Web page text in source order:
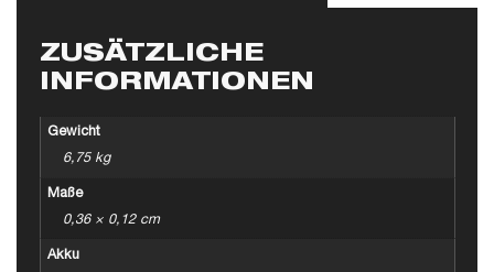
ZUSÄTZLICHE
INFORMATIONEN
Gewicht
6,75 kg
Maße
0,36 × 0,12 cm
Akku